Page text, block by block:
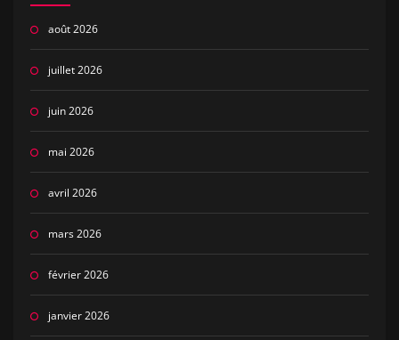
août 2026
juillet 2026
juin 2026
mai 2026
avril 2026
mars 2026
février 2026
janvier 2026